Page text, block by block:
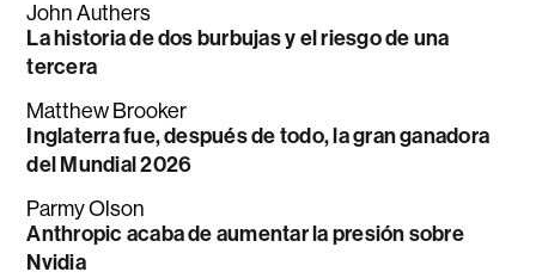
John Authers
La historia de dos burbujas y el riesgo de una
tercera
Matthew Brooker
Inglaterra fue, después de todo, la gran ganadora
del Mundial 2026
Parmy Olson
Anthropic acaba de aumentar la presión sobre
Nvidia